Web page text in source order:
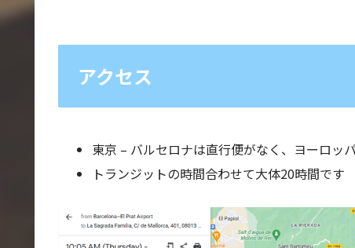
アクセス
東京 – バルセロナは直行便がなく、ヨーロッ
トランジットの時間合わせて大体20時間です